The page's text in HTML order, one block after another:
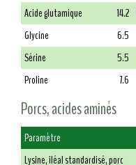
Acide glutamique
14.2
Glycine
6.5
Sérine
5.5
Proline
7.6
Porcs, acides aminés
Paramètre
Lysine, iléal standardisé, porc